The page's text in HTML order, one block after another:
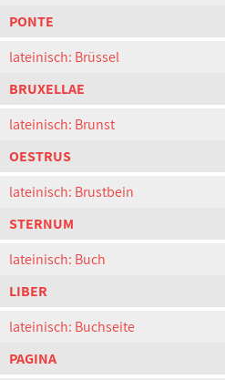
PONTE
lateinisch: Brüssel
BRUXELLAE
lateinisch: Brunst
OESTRUS
lateinisch: Brustbein
STERNUM
lateinisch: Buch
LIBER
lateinisch: Buchseite
PAGINA